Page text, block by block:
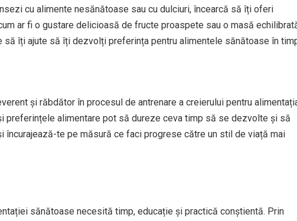
cu alimente nesănătoase sau cu dulciuri, încearcă să îți oferi
ar fi o gustare delicioasă de fructe proaspete sau o masă
îți ajute să îți dezvolți preferința pentru alimentele sănătoase în
și răbdător în procesul de antrenare a creierului pentru
preferințele alimentare pot să dureze ceva timp să se dezvolte și să
încurajează-te pe măsură ce faci progrese către un stil de viață mai
sănătoase necesită timp, educație și practică conștientă. Prin